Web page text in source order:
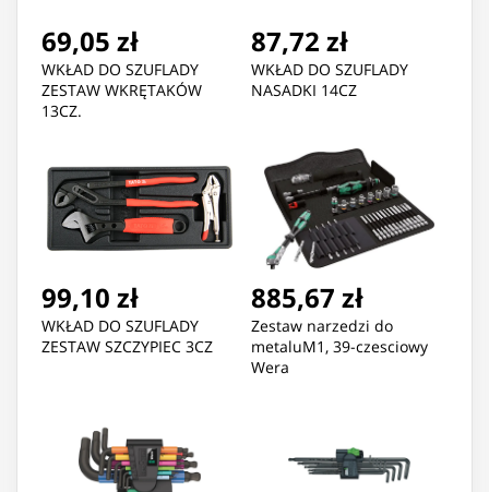
69,05 zł
WKŁAD DO SZUFLADY
ZESTAW WKRĘTAKÓW
13CZ.
87,72 zł
WKŁAD DO SZUFLADY
NASADKI 14CZ
99,10 zł
WKŁAD DO SZUFLADY
ZESTAW SZCZYPIEC 3CZ
885,67 zł
Zestaw narzedzi do
metaluM1, 39-czesciowy
Wera